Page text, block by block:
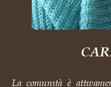
La comunità è